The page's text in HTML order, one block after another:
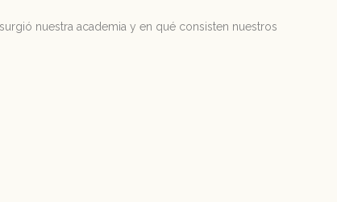
nuestra academia y en qué consisten nuestros